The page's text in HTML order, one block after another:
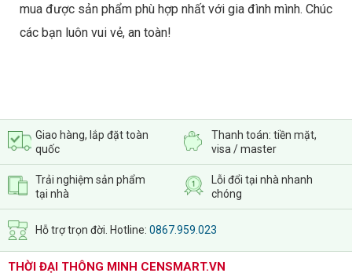
mua được sản phẩm phù hợp nhất với gia đình mình. Chúc
các bạn luôn vui vẻ, an toàn!
Giao hàng, lắp đặt toàn
quốc
Thanh toán: tiền mặt,
visa / master
Trải nghiệm sản phẩm
tại nhà
Lỗi đổi tại nhà nhanh
chóng
Hỗ trợ trọn đời. Hotline: 0867.959.023
THỜI ĐẠI THÔNG MINH CENSMART.VN